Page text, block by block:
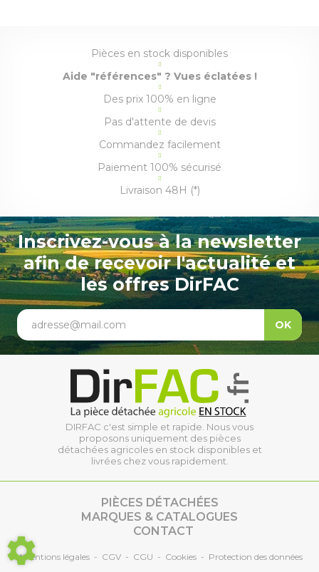
Pièces en stock disponibles
Aide "références" ? Vues éclatées !
Des prix 100% en ligne
Pas d'attente de devis
Commandez facilement
Paiement 100% sécurisé
Livraison 48H (*)
Inscrivez-vous à la newsletter
afin de recevoir l'actualité et
les offres DirFAC
adresse@mail.com OK
DIRFAC c'est simple et rapide. Nous vous
proposons uniquement des pièces
détachées agricoles en stock disponibles et
livrées chez vous rapidement.
PIÈCES DÉTACHÉES
MARQUES & CATALOGUES
CONTACT
*Mentions légales - CGV - CGU - Cookies - Protection des données